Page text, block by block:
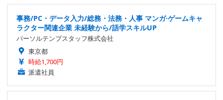
事務/PC・データ入力/総務・法務・人事 マンガ·ゲームキャ
ラクター関連企業 未経験から/語学スキルUP
パーソルテンプスタッフ株式会社
東京都
時給1,700円
派遣社員